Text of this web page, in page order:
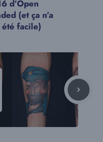
d’Open
(et ça n’a
été facile)